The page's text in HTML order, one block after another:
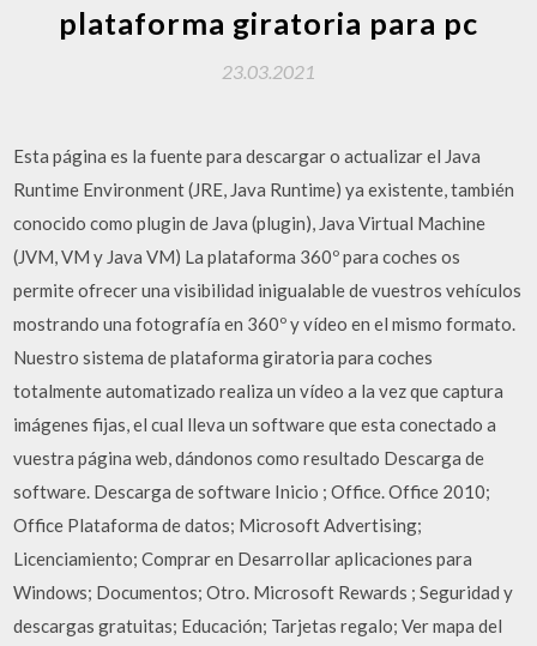
plataforma giratoria para pc
23.03.2021
Esta página es la fuente para descargar o actualizar el Java
Runtime Environment (JRE, Java Runtime) ya existente, también
conocido como plugin de Java (plugin), Java Virtual Machine
(JVM, VM y Java VM) La plataforma 360º para coches os
permite ofrecer una visibilidad inigualable de vuestros vehículos
mostrando una fotografía en 360º y vídeo en el mismo formato.
Nuestro sistema de plataforma giratoria para coches
totalmente automatizado realiza un vídeo a la vez que captura
imágenes fijas, el cual lleva un software que esta conectado a
vuestra página web, dándonos como resultado Descarga de
software. Descarga de software Inicio ; Office. Office 2010;
Office Plataforma de datos; Microsoft Advertising;
Licenciamiento; Comprar en Desarrollar aplicaciones para
Windows; Documentos; Otro. Microsoft Rewards ; Seguridad y
descargas gratuitas; Educación; Tarjetas regalo; Ver mapa del